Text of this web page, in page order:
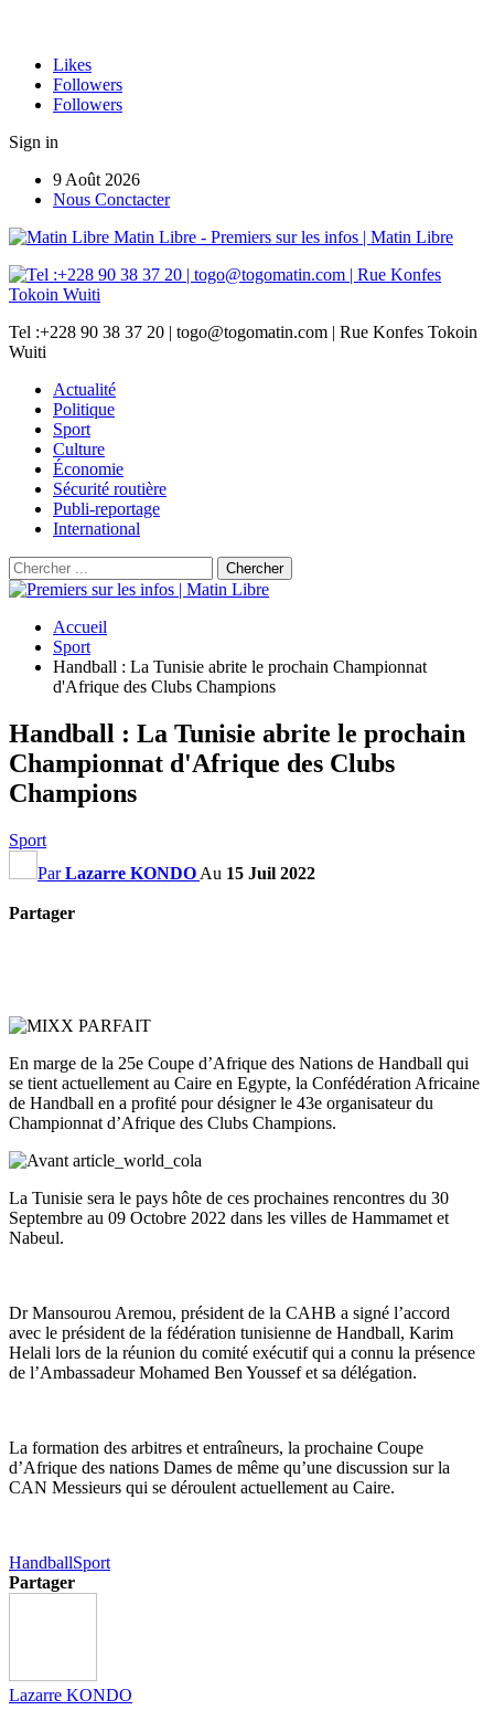
Likes
Followers
Followers
Sign in
9 Août 2026
Nous Conctacter
Matin Libre - Premiers sur les infos | Matin Libre
Tel :+228 90 38 37 20 | togo@togomatin.com | Rue Konfes Tokoin
Wuiti
Actualité
Politique
Sport
Culture
Économie
Sécurité routière
Publi-reportage
International
Accueil
Sport
Handball : La Tunisie abrite le prochain Championnat
d'Afrique des Clubs Champions
Handball : La Tunisie abrite le prochain
Championnat d'Afrique des Clubs
Champions
Sport
ParLazarre KONDO Au 15 Juil 2022
Partager
En marge de la 25e Coupe d’Afrique des Nations de Handball qui
se tient actuellement au Caire en Egypte, la Confédération Africaine
de Handball en a profité pour désigner le 43e organisateur du
Championnat d’Afrique des Clubs Champions.
La Tunisie sera le pays hôte de ces prochaines rencontres du 30
Septembre au 09 Octobre 2022 dans les villes de Hammamet et
Nabeul.
Dr Mansourou Aremou, président de la CAHB a signé l’accord
avec le président de la fédération tunisienne de Handball, Karim
Helali lors de la réunion du comité exécutif qui a connu la présence
de l’Ambassadeur Mohamed Ben Youssef et sa délégation.
La formation des arbitres et entraîneurs, la prochaine Coupe
d’Afrique des nations Dames de même qu’une discussion sur la
CAN Messieurs qui se déroulent actuellement au Caire.
HandballSport
Partager
Lazarre KONDO